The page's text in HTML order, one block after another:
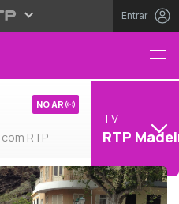
Entrar
RTP
NO AR
TV
RTP